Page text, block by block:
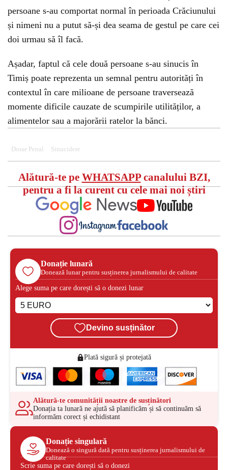
persoane s-au comportat normal în perioada Crăciunului
și nimeni nu a putut să-și dea seama de gestul pe care cei
doi urmau să îl facă.
Așadar, faptul că cele două persoane s-au sinucis în
Timiș poate reprezenta un semnal pentru autorități în
contextul în care milioane de persoane traversează
momente dificile cauzate de scumpirile utilităților, a
alimentelor sau a majorării ratelor la bănci.
Dosar Penal Sinucidere
Alătură-te pe WHATSAPPcanalului BZI,
pentru a fi la curent cu cele mai noi știri
Donație lunară
Donează lunar pentru susținerea jurnalismului de calitate
Alege suma pe care dorești să o donezi lunar
Devino susținător
Plată sigură și protejată
Alătură-te comunității noastre de susținători
Donația ta lunară ne ajută să planificăm și să continuăm să
informăm corect și echidistant
Donație singulară
Donează o singură dată pentru susținerea jurnalismului de
calitate
Scrie suma pe care dorești să o donezi